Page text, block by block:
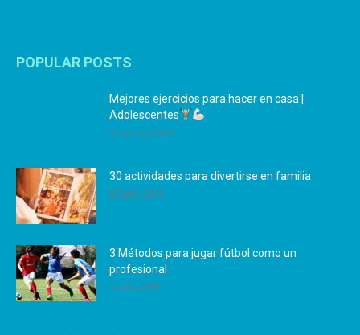
POPULAR POSTS
Mejores ejercicios para hacer en casa |
Adolescentes
12 agosto, 2024
30 actividades para divertirse en familia
25 julio, 2019
3 Métodos para jugar fútbol como un
profesional
4 julio, 2019